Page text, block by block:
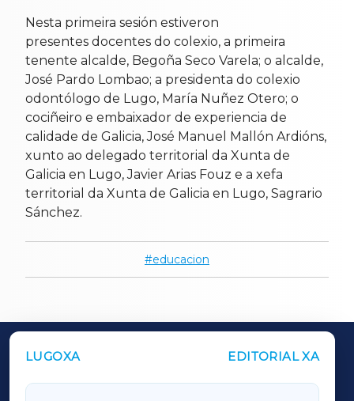
Nesta primeira sesión estiveron
presentes docentes do colexio, a primeira
tenente alcalde, Begoña Seco Varela; o alcalde,
José Pardo Lombao; a presidenta do colexio
odontólogo de Lugo, María Nuñez Otero; o
cociñeiro e embaixador de experiencia de
calidade de Galicia, José Manuel Mallón Ardións,
xunto ao delegado territorial da Xunta de
Galicia en Lugo, Javier Arias Fouz e a xefa
territorial da Xunta de Galicia en Lugo, Sagrario
Sánchez.
educacion
LUGOXA EDITORIAL XA
OUTROS PERIÓDICOS